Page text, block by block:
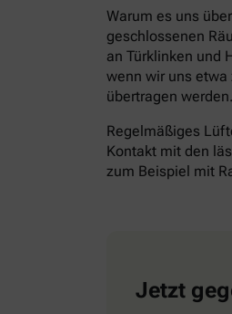
Warum es uns
geschlossenen
an Türklinken und
wenn wir uns etwa
übertragen werden.
Regelmäßiges
Kontakt mit den
zum Beispiel mit
Jetzt